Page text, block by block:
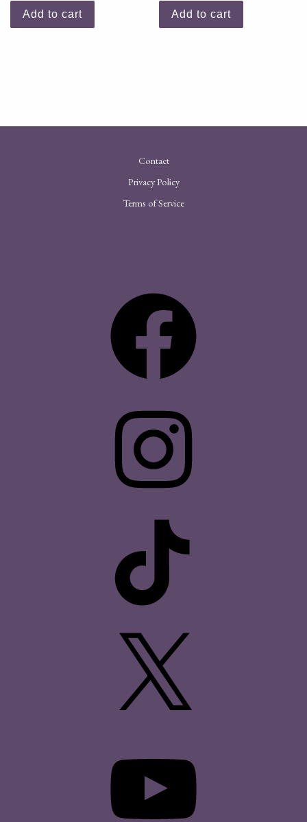
Add to cart Add to cart
Contact
Privacy Policy
Terms of Service